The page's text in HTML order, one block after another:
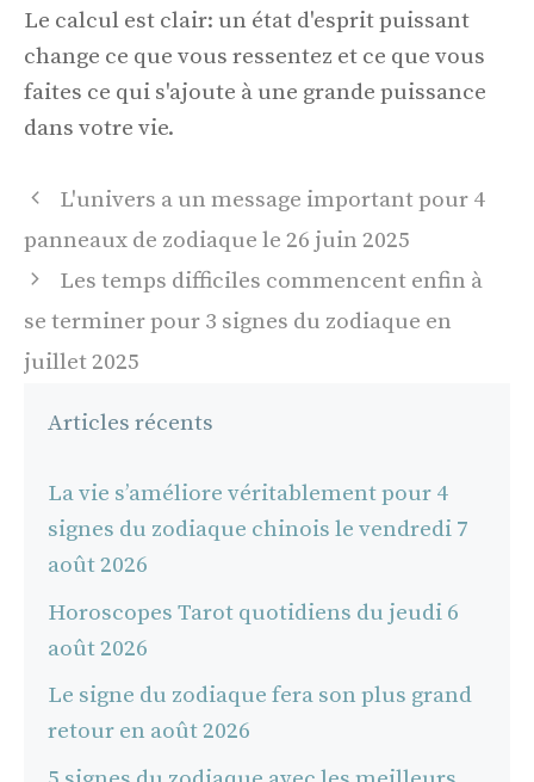
Le calcul est clair: un état d'esprit puissant
change ce que vous ressentez et ce que vous
faites ce qui s'ajoute à une grande puissance
dans votre vie.
Navigation
L'univers a un message important pour 4
panneaux de zodiaque le 26 juin 2025
Les temps difficiles commencent enfin à
se terminer pour 3 signes du zodiaque en
juillet 2025
Articles récents
La vie s’améliore véritablement pour 4
signes du zodiaque chinois le vendredi 7
août 2026
Horoscopes Tarot quotidiens du jeudi 6
août 2026
Le signe du zodiaque fera son plus grand
retour en août 2026